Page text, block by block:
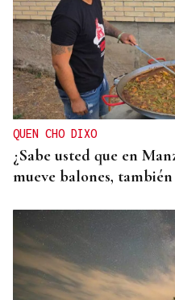
QUEN CHO DIXO
¿Sabe usted que en
mueve balones,